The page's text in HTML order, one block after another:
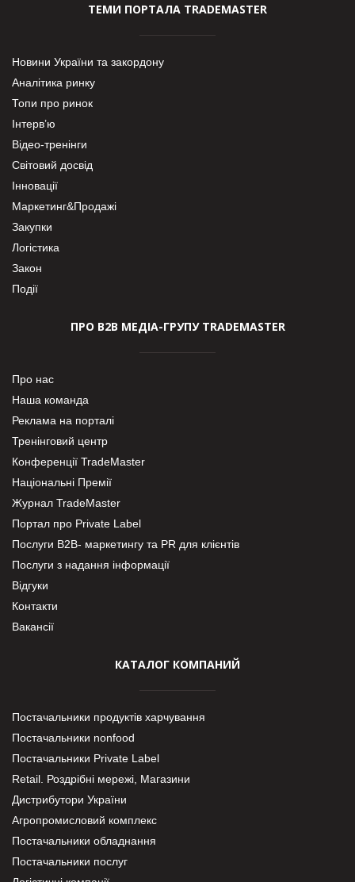
ТЕМИ ПОРТАЛА TRADEMASTER
Новини України та закордону
Аналітика ринку
Топи про ринок
Інтерв’ю
Відео-тренінги
Світовий досвід
Інновації
Маркетинг&Продажі
Закупки
Логістика
Закон
Події
ПРО В2В МЕДІА-ГРУПУ TRADEMASTER
Про нас
Наша команда
Реклама на порталі
Тренінговий центр
Конференції TradeMaster
Національні Премії
Журнал TradeMaster
Портал про Private Label
Послуги В2В- маркетингу та PR для клієнтів
Послуги з надання інформації
Відгуки
Контакти
Вакансії
КАТАЛОГ КОМПАНИЙ
Постачальники продуктів харчування
Постачальники nonfood
Постачальники Private Label
Retail. Роздрібні мережі, Магазини
Дистрибутори України
Агропромисловий комплекс
Постачальники обладнання
Постачальники послуг